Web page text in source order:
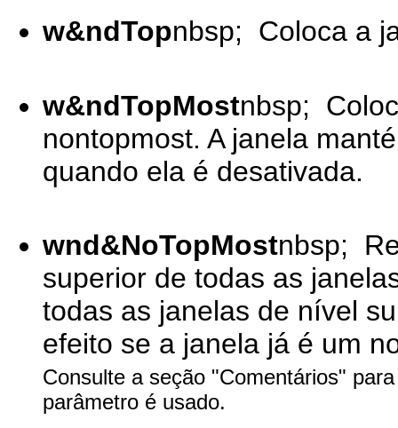
w&ndTopnbsp; Coloca a
w&ndTopMostnbsp;
nontopmost. A janela
quando ela é desativada.
wnd&NoTopMostnbsp;
superior de todas as
todas as janelas de nível
efeito se a janela já é um
Consulte a seção "Comentários"
parâmetro é usado.